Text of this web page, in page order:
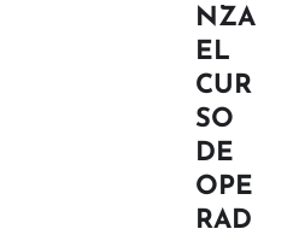
NZA
EL
CUR
SO
DE
OPE
RAD